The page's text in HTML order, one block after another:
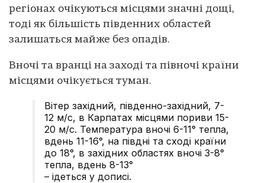
регіонах очікуються місцями значні дощі,
тоді як більшість південних областей
залишаться майже без опадів.
Вночі та вранці на заході та півночі країни
місцями очікується туман.
Вітер західний, південно-західний, 7-
12 м/с, в Карпатах місцями пориви 15-
20 м/с. Температура вночі 6-11° тепла,
вдень 11-16°, на півдні та сході країни
до 18°, в західних областях вночі 3-8°
тепла, вдень 8-13°
– ідеться у дописі.